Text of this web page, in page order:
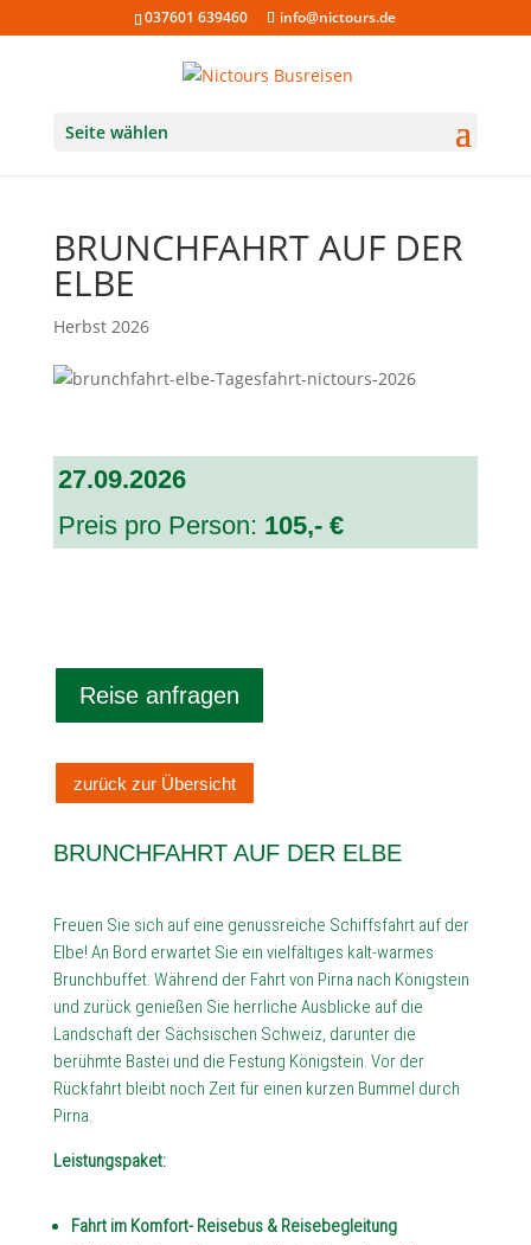
037601 639460 info@nictours.de
Seite wählen
BRUNCHFAHRT AUF DER
ELBE
Herbst 2026
27.09.2026
Preis pro Person: 105,- €
Reise anfragen
zurück zur Übersicht
BRUNCHFAHRT AUF DER ELBE
Freuen Sie sich auf eine genussreiche Schiffsfahrt auf der
Elbe! An Bord erwartet Sie ein vielfältiges kalt-warmes
Brunchbuffet. Während der Fahrt von Pirna nach Königstein
und zurück genießen Sie herrliche Ausblicke auf die
Landschaft der Sächsischen Schweiz, darunter die
berühmte Bastei und die Festung Königstein. Vor der
Rückfahrt bleibt noch Zeit für einen kurzen Bummel durch
Pirna.
Leistungspaket:
Fahrt im Komfort- Reisebus & Reisebegleitung